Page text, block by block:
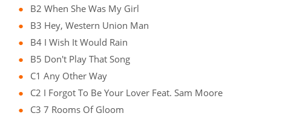
B2 When She Was My Girl
B3 Hey, Western Union Man
B4 I Wish It Would Rain
B5 Don't Play That Song
C1 Any Other Way
C2 I Forgot To Be Your Lover Feat. Sam Moore
C3 7 Rooms Of Gloom